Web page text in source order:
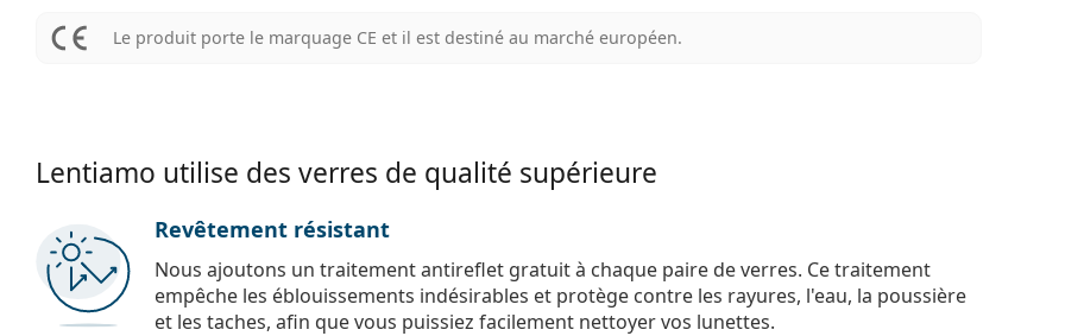
Le produit porte le marquage CE et il est destiné au marché européen.
Lentiamo utilise des verres de qualité supérieure
Revêtement résistant
Nous ajoutons un traitement antireflet gratuit à chaque paire de verres. Ce traitement
empêche les éblouissements indésirables et protège contre les rayures, l'eau, la poussière
et les taches, afin que vous puissiez facilement nettoyer vos lunettes.